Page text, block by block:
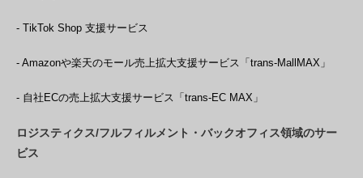
- TikTok Shop 支援サービス
- Amazonや楽天のモール売上拡大支援サービス「trans-MallMAX」
- 自社ECの売上拡大支援サービス「trans-EC MAX」
ロジスティクス/フルフィルメント・バックオフィス領域のサー
ビス